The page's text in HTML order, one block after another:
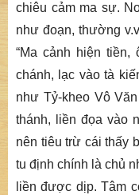
chiêu cảm ma sự.
như đoạn, thường
“Ma cảnh hiện tiền,
chánh, lạc vào tà
như Tỷ-kheo Vô
thánh, liền đọa vào
nên tiêu trừ cái thấy
tu định chính là chủ
liền được dịp. Tâm